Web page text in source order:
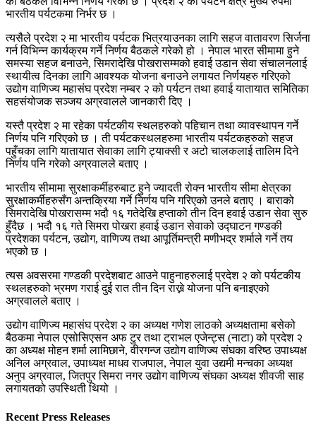
भारतीय पर्यटकमा निर्भर छ ।
त्यसैले प्रदेश २ मा भारतीय पर्यटक भित्रयाउनका लागि सहज वातावरण सिर्जना
गर्न विभिन्न कार्यक्रम गर्ने निर्णय बैठकले गरेको हो । नेपाल भारत सीमामा हुने
समस्या सहज बनाउने, सिमरादेखि पोखरासम्मको हवाई उडान सेवा संचालनलाई
स्थायीत्व दिनका लागि आवश्यक योजना बनाउने लगायत निर्णयहरु गरिएको
उद्योग वाणिज्य महासंघ प्रदेश नम्बर २ को पर्यटन तथा हवाई यातायात समितिका
सहसंयोजक सञ्जय अग्रवालले जानकारी दिए ।
यस्तै प्रदेश २ मा रहेका पर्यटकीय स्थलहरुको पहिचान तथा व्यावस्थापन गर्ने
निर्णय पनि गरिएको छ । ती पर्यटकस्थलहरुमा भारतीय पर्यटकहरुको सहज
पहुँचका लागि यातायात सेवाका लागि ट्याक्सी र अटो चालकलाई तालिम दिने
निर्णय पनि गरेको अग्रवालले बताए ।
भारतीय सीमामा सुरक्षाकर्मीहरुबाट हुने ज्यादती रोक्न भारतीय सीमा क्षेत्रका
सुरक्षाकर्मीहरुसँग अन्तक्रिया गर्ने निर्णय पनि गरिएको उनले बताए । बाराको
सिमरादेखि पोखरासम्म भदौ १६ गतेदेखि हप्ताको तीन दिन हवाई उडान सेवा सुरु
हुँदैछ । भदौ १६ गते सिमरा पोखरा हवाई उडान सेवाको उद्घाटन गण्डकी
प्रदेशका पर्यटन, उद्योग, वाणिज्य तथा आपूर्तिमन्त्री मणीभद्र शर्माले गर्ने तय
भएको छ ।
त्यस अवसरमा गण्डकी प्रदेशबाट आउने पाहुनाहरुलाई प्रदेश २ को पर्यटकीय
स्थलहरुको भ्रमण गराई दुई रात तीन दिन राख्ने योजना पनि बनाइएको
अग्रवालले बताए ।
उद्योग वाणिज्य महासंघ प्रदेश २ का अध्यक्ष गणेश लाठको अध्यक्षतामा बसेको
बैठकमा नेपाल एसोसिएसन अफ टुर तथा ट्राभल एजेन्ट्स (नाटा) को प्रदेश २
का अध्यक्ष मोहन शर्मा लामिछाने, वीरगन्ज उद्योग वाणिज्य संघका वरिष्ठ उपाध्यक्ष
अनिल अग्रवाल, उपाध्यक्ष माधव राजपाल, नेपाल युवा उद्यमी मन्चका अध्यक्ष
अनुप अग्रवाल, जितपुर सिमरा नगर उद्योग वाणिज्य संघका अध्यक्ष शीवजी साह
लगायतको उपस्थिती थियो ।
Recent Press Releases